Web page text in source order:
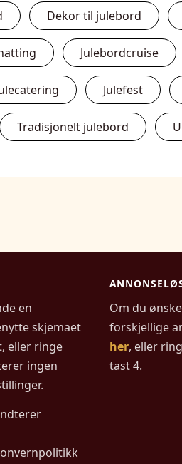
Dekor til julebord
Julebordcruise
Julefest
Tradisjonelt julebord
en
skjemaet
eller ringe
ingen
Om du
forskjellige
her, eller
tast 4.